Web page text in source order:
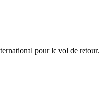
pour le vol de retour.